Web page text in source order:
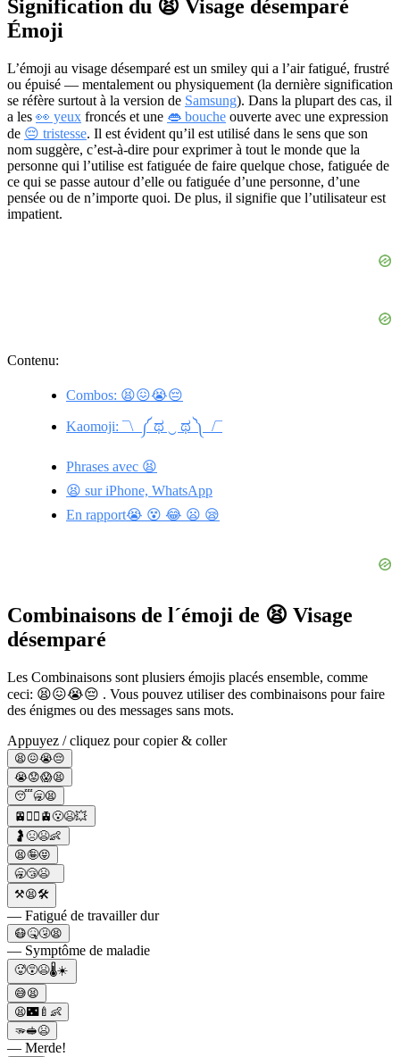
Signification du 😫 Visage désemparé
Émoji
L’émoji au visage désemparé est un smiley qui a l’air fatigué, frustré
ou épuisé — mentalement ou physiquement (la dernière signification
se réfère surtout à la version de Samsung). Dans la plupart des cas, il
a les 👀 yeux froncés et une 👄 bouche ouverte avec une expression
de 😔 tristesse. Il est évident qu’il est utilisé dans le sens que son
nom suggère, c’est-à-dire pour exprimer à tout le monde que la
personne qui l’utilise est fatiguée de faire quelque chose, fatiguée de
ce qui se passe autour d’elle ou fatiguée d’une personne, d’une
pensée ou de n’importe quoi. De plus, il signifie que l’utilisateur est
impatient.
Contenu:
Combos: 😫😖😭😔
Kaomoji: ¯\_༼ ಥ ‿ ಥ ༽_/¯
Phrases avec 😫
😫 sur iPhone, WhatsApp
En rapport😭 😵 😂 😦 😪
Combinaisons de l´émoji de 😫 Visage
désemparé
Les Combinaisons sont plusiers émojis placés ensemble, comme
ceci: 😫😖😭😔 . Vous pouvez utiliser des combinaisons pour faire
des énigmes ou des messages sans mots.
Appuyez / cliquez pour copier & coller
😫😖😭😔
😭😟😱😫
😴🥱😫
🚈🚶‍♀️🚊😮😫💥
🤰😣😫👶
😫🤪😝
🥱😴😫
⚒️😫🛠️
— Fatigué de travailler dur
😷🤒🤧😫
— Symptôme de maladie
🥵😵😫🌡☀
😅😫
😫🌃🍼👶
🫳🥪😫
— Merde!